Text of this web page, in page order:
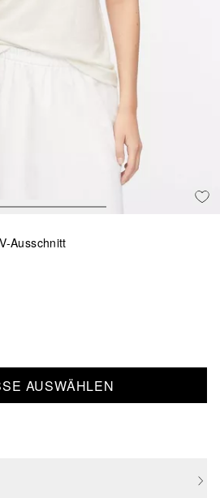
Ausschnitt
AUSWÄHLEN